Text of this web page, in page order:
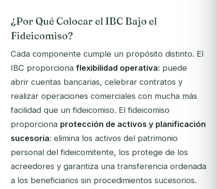
¿Por Qué Colocar el IBC Bajo el
Fideicomiso?
Cada componente cumple un propósito distinto. El
IBC proporciona flexibilidad operativa: puede
abrir cuentas bancarias, celebrar contratos y
realizar operaciones comerciales con mucha más
facilidad que un fideicomiso. El fideicomiso
proporciona protección de activos y planificación
sucesoria: elimina los activos del patrimonio
personal del fideicomitente, los protege de los
acreedores y garantiza una transferencia ordenada
a los beneficiarios sin procedimientos sucesorios.